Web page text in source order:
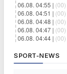
06.08. 04:55 | (00)
06.08. 04:51 | (00)
06.08. 04:48 | (00)
06.08. 04:47 | (00)
06.08. 04:44 | (00)
SPORT-NEWS